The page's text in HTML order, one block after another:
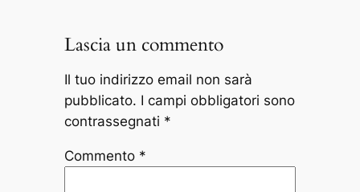
Lascia un commento
Il tuo indirizzo email non sarà
pubblicato. I campi obbligatori sono
contrassegnati *
Commento *